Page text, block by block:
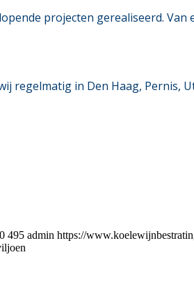
projecten gerealiseerd.
regelmatig in Den Haag, Pernis,
495 admin https://